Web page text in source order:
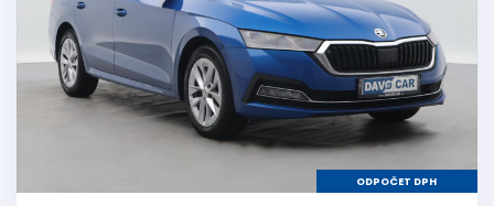
ODPOČET DPH